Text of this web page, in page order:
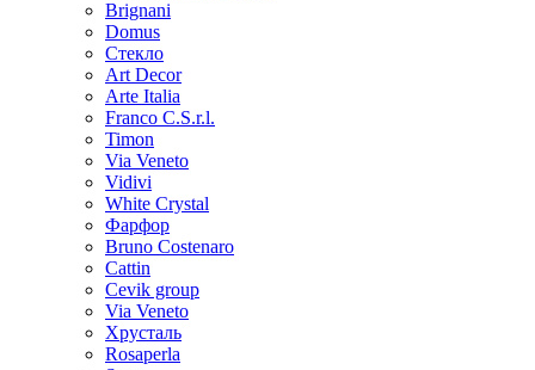
Brignani
Domus
Стекло
Art Decor
Arte Italia
Franco C.S.r.l.
Timon
Via Veneto
Vidivi
White Crystal
Фарфор
Bruno Costenaro
Cattin
Cevik group
Via Veneto
Хрусталь
Rosaperla